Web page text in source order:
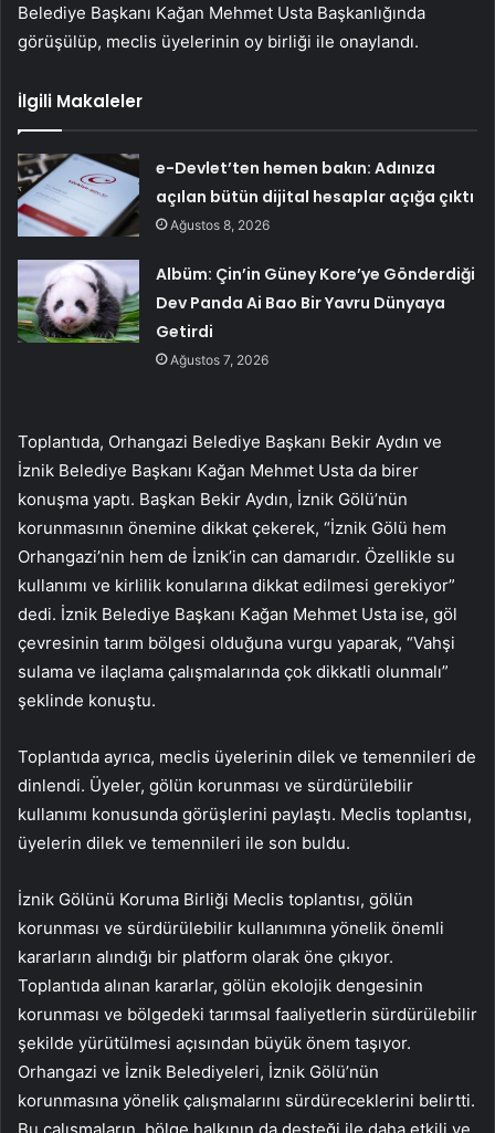
Belediye Başkanı Kağan Mehmet Usta Başkanlığında
görüşülüp, meclis üyelerinin oy birliği ile onaylandı.
İlgili Makaleler
e-Devlet’ten hemen bakın: Adınıza
açılan bütün dijital hesaplar açığa çıktı
Ağustos 8, 2026
Albüm: Çin’in Güney Kore’ye Gönderdiği
Dev Panda Ai Bao Bir Yavru Dünyaya
Getirdi
Ağustos 7, 2026
Toplantıda, Orhangazi Belediye Başkanı Bekir Aydın ve
İznik Belediye Başkanı Kağan Mehmet Usta da birer
konuşma yaptı. Başkan Bekir Aydın, İznik Gölü’nün
korunmasının önemine dikkat çekerek, “İznik Gölü hem
Orhangazi’nin hem de İznik’in can damarıdır. Özellikle su
kullanımı ve kirlilik konularına dikkat edilmesi gerekiyor”
dedi. İznik Belediye Başkanı Kağan Mehmet Usta ise, göl
çevresinin tarım bölgesi olduğuna vurgu yaparak, “Vahşi
sulama ve ilaçlama çalışmalarında çok dikkatli olunmalı”
şeklinde konuştu.
Toplantıda ayrıca, meclis üyelerinin dilek ve temennileri de
dinlendi. Üyeler, gölün korunması ve sürdürülebilir
kullanımı konusunda görüşlerini paylaştı. Meclis toplantısı,
üyelerin dilek ve temennileri ile son buldu.
İznik Gölünü Koruma Birliği Meclis toplantısı, gölün
korunması ve sürdürülebilir kullanımına yönelik önemli
kararların alındığı bir platform olarak öne çıkıyor.
Toplantıda alınan kararlar, gölün ekolojik dengesinin
korunması ve bölgedeki tarımsal faaliyetlerin sürdürülebilir
şekilde yürütülmesi açısından büyük önem taşıyor.
Orhangazi ve İznik Belediyeleri, İznik Gölü’nün
korunmasına yönelik çalışmalarını sürdüreceklerini belirtti.